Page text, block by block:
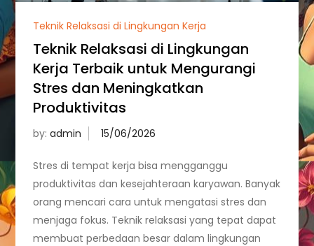
Teknik Relaksasi di Lingkungan Kerja
Teknik Relaksasi di Lingkungan
Kerja Terbaik untuk Mengurangi
Stres dan Meningkatkan
Produktivitas
by:admin
Stres di tempat kerja bisa mengganggu
produktivitas dan kesejahteraan karyawan. Banyak
orang mencari cara untuk mengatasi stres dan
menjaga fokus. Teknik relaksasi yang tepat dapat
membuat perbedaan besar dalam lingkungan